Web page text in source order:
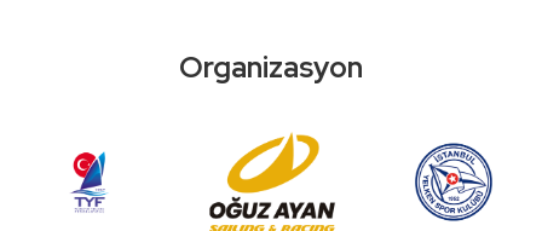
Organizasyon